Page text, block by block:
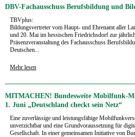
DBV-Fachausschuss Berufsbildung und
TBVplus:
Bildungsvertreter vom Haupt- und Ehrenamt aller
und 20. Mai im hessischen Friedrichsdorf zur
Präsenzveranstaltung des Fachausschuss
Deutschen...
Mehr lesen
MITMACHEN! Bundesweite Mobilfunk-
1. Juni „Deutschland checkt sein Netz“
Eine zuverlässige und leistungsfähige
unverzichtbar und eine Grundvoraussetzung für
Gesellschaft. In einer gemeinsamen Initiative von